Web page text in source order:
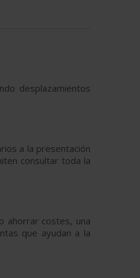
desplazamientos
a la presentación
consultar toda la
ahorrar costes, una
que ayudan a la